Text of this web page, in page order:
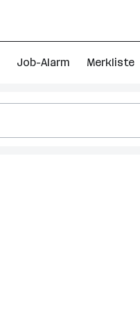
Job-Alarm Merkliste